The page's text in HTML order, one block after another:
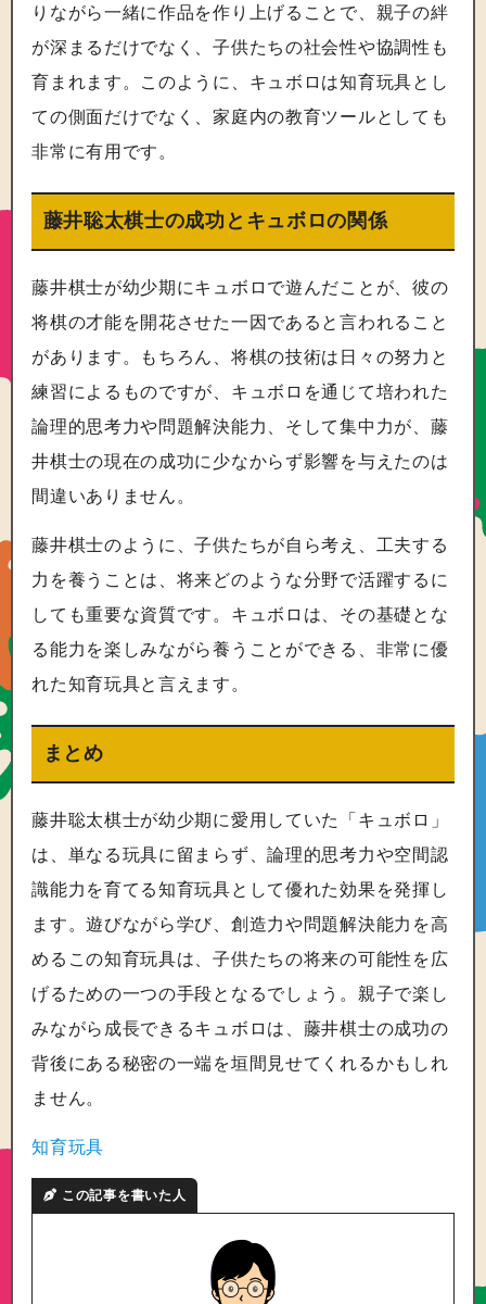
りながら一緒に作品を作り上げることで、親子の絆
が深まるだけでなく、子供たちの社会性や協調性も
育まれます。このように、キュボロは知育玩具とし
ての側面だけでなく、家庭内の教育ツールとしても
非常に有用です。
藤井聡太棋士の成功とキュボロの関係
藤井棋士が幼少期にキュボロで遊んだことが、彼の
将棋の才能を開花させた一因であると言われること
があります。もちろん、将棋の技術は日々の努力と
練習によるものですが、キュボロを通じて培われた
論理的思考力や問題解決能力、そして集中力が、藤
井棋士の現在の成功に少なからず影響を与えたのは
間違いありません。
藤井棋士のように、子供たちが自ら考え、工夫する
力を養うことは、将来どのような分野で活躍するに
しても重要な資質です。キュボロは、その基礎とな
る能力を楽しみながら養うことができる、非常に優
れた知育玩具と言えます。
まとめ
藤井聡太棋士が幼少期に愛用していた「キュボロ」
は、単なる玩具に留まらず、論理的思考力や空間認
識能力を育てる知育玩具として優れた効果を発揮し
ます。遊びながら学び、創造力や問題解決能力を高
めるこの知育玩具は、子供たちの将来の可能性を広
げるための一つの手段となるでしょう。親子で楽し
みながら成長できるキュボロは、藤井棋士の成功の
背後にある秘密の一端を垣間見せてくれるかもしれ
ません。
知育玩具
この記事を書いた人